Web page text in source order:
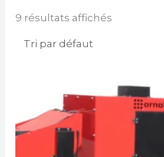
9 résultats affichés